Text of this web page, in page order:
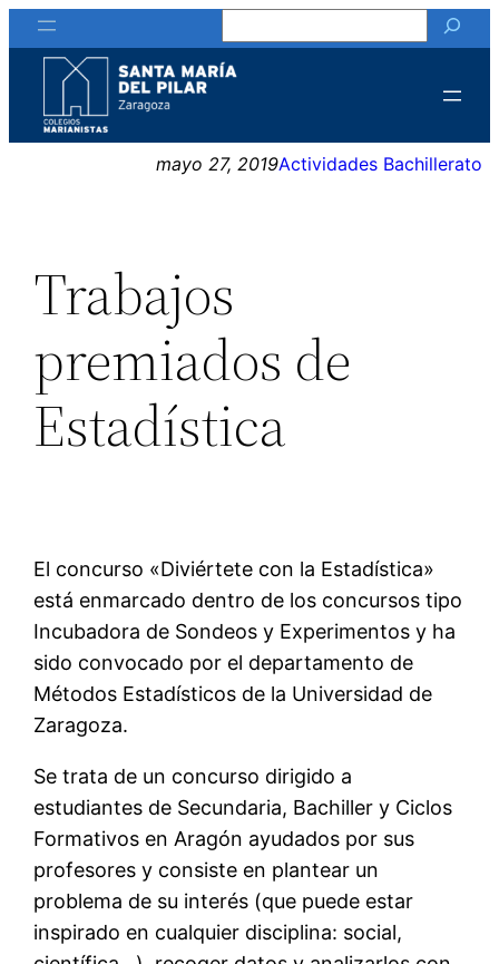
Saltar
al
contenido
mayo 27, 2019Actividades Bachillerato
Trabajos
premiados de
Estadística
El concurso «Diviértete con la Estadística»
está enmarcado dentro de los concursos tipo
Incubadora de Sondeos y Experimentos y ha
sido convocado por el departamento de
Métodos Estadísticos de la Universidad de
Zaragoza.
Se trata de un concurso dirigido a
estudiantes de Secundaria, Bachiller y Ciclos
Formativos en Aragón ayudados por sus
profesores y consiste en plantear un
problema de su interés (que puede estar
inspirado en cualquier disciplina: social,